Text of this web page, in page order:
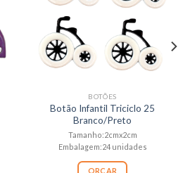
BOTÕES
Botão Infantil Triciclo 25
Branco/Preto
Tamanho:2cmx2cm
Embalagem:24 unidades
ORÇAR